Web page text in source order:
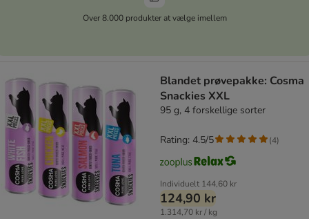
Over 8.000 produkter at vælge imellem
Blandet prøvepakke: Cosma
Snackies XXL
95 g, 4 forskellige sorter
Individuelt 144,60 kr
124,90 kr
1.314,70 kr / kg
Rating: 4.5/5 (4)